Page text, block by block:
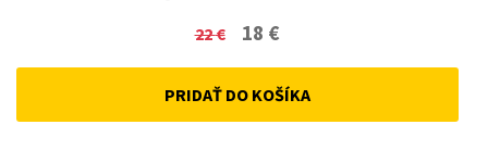
22€
Original
price
was:
18 €
price
is:
PRIDAŤ DO KOŠÍKA